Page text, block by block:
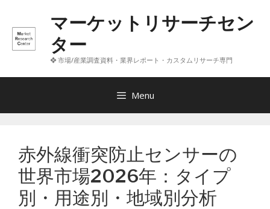
へ
マーケットリサーチセン
ター
❖ 市場/産業調査資料・業界レポート・カスタムリサーチ専門
Menu
赤外線衝突防止センサーの
世界市場2026年：タイプ
別・用途別・地域別分析